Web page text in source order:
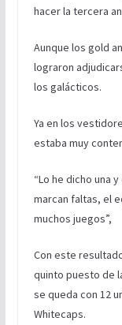
hacer la tercera
Aunque los gold
lograron
los galácticos.
Ya en los
estaba muy
“Lo he dicho una
marcan faltas, el
muchos juegos”,
Con este
quinto puesto de
se queda con 12
Whitecaps.